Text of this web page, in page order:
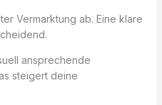
Vermarktung ab. Eine klare
ansprechende
steigert deine